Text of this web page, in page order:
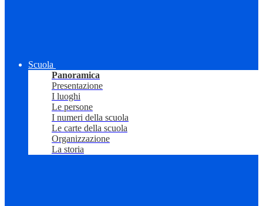
Scuola
Panoramica
Presentazione
I luoghi
Le persone
I numeri della scuola
Le carte della scuola
Organizzazione
La storia